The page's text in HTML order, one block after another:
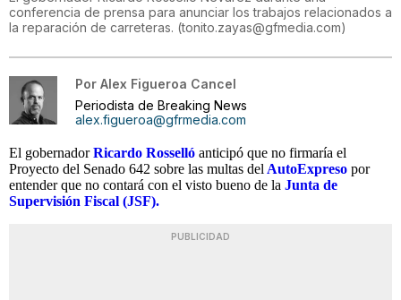
conferencia de prensa para anunciar los trabajos relacionados a
la reparación de carreteras. (tonito.zayas@gfmedia.com)
Por Alex Figueroa Cancel
Periodista de Breaking News
alex.figueroa@gfrmedia.com
El gobernadorRicardo Rosselló anticipó que no firmaría el
Proyecto del Senado 642 sobre las multas del AutoExpreso por
entender que no contará con el visto bueno de la Junta de
Supervisión Fiscal (JSF).
PUBLICIDAD